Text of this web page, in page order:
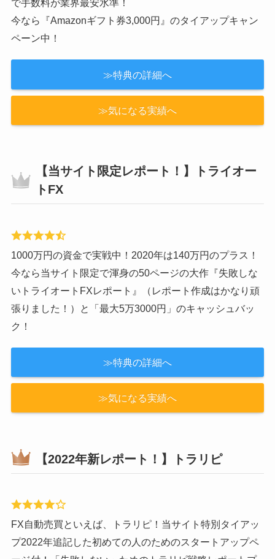
で手数料が業界最安水準！
今なら『Amazonギフト券3,000円』のタイアップキャン
ペーン中！
≫特典の詳細へ
≫気になる実績へ
【当サイト限定レポート！】トライオー
トFX
張りました！）と「最大5万3000円」のキャッシュバッ
≫気になる実績へ